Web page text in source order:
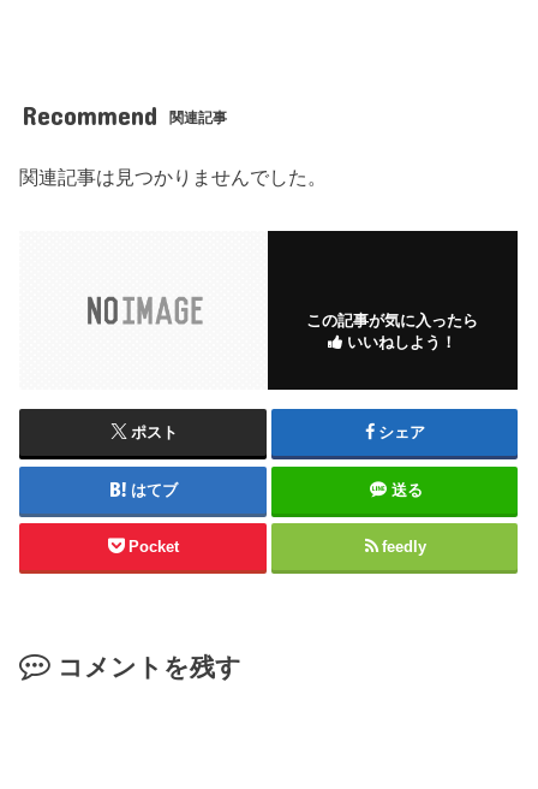
Recommend 関連記事
関連記事は見つかりませんでした。
この記事が気に入ったら
いいねしよう！
ポスト シェア
はてブ 送る
Pocket feedly
コメントを残す